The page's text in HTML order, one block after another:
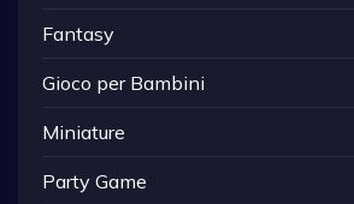
Fantasy
Gioco per Bambini
Miniature
Party Game